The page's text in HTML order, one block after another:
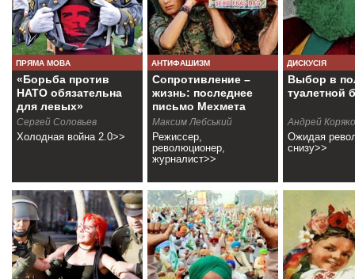
ПРЯМА МОВА
«Борьба против
НАТО обязательна
для левых»
Сергей Соловьев
Холодная война 2.0>>
АНТИФАШИЗМ
Сопротивление –
жизнь: последнее
письмо Мехмета
Аксоя
Максим Лебський
Режиссер,
революционер,
журналист>>
ДИСКУСІЯ
Выбор в
туалетной
Андрей
Ожидая
снизу>>